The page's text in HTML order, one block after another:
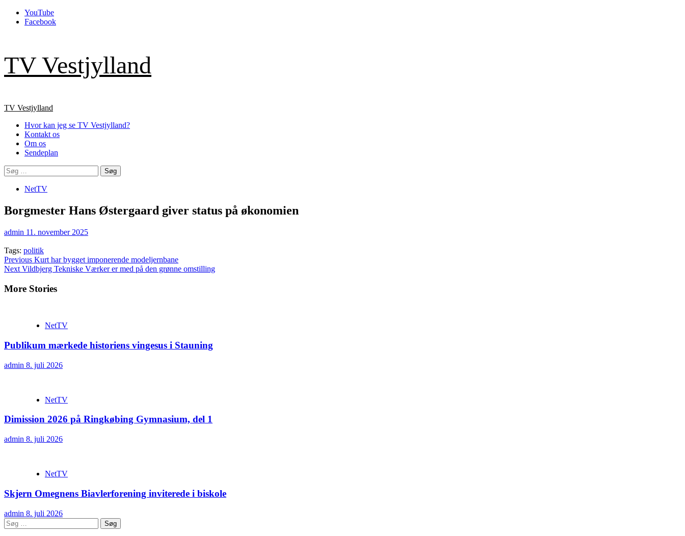
Skip
YouTube
Facebook
TV Vestjylland
Primary
TV Vestjylland
Hvor kan jeg se TV Vestjylland?
Kontakt os
Om os
Sendeplan
Søg
efter:
NetTV
Borgmester Hans Østergaard giver status på økonomien
admin 11. november 2025
Tags: politik
Continue
Reading
Previous Kurt har bygget imponerende modeljernbane
Next Vildbjerg Tekniske Værker er med på den grønne omstilling
More Stories
NetTV
Publikum mærkede historiens vingesus i Stauning
admin 8. juli 2026
NetTV
Dimission 2026 på Ringkøbing Gymnasium, del 1
admin 8. juli 2026
NetTV
Skjern Omegnens Biavlerforening inviterede i biskole
admin 8. juli 2026
Søg
efter: